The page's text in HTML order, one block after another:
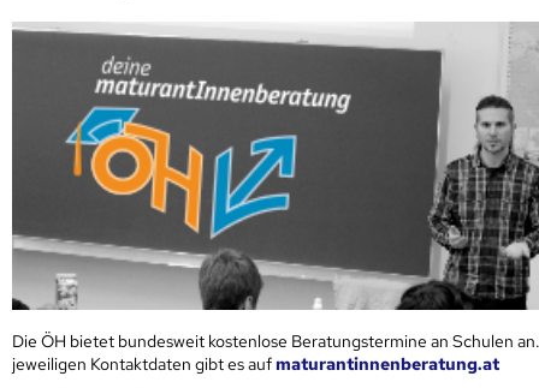
Die ÖH bietet bundesweit kostenlose Beratungstermine an Schulen
jeweiligen Kontaktdaten gibt es aufmaturantinnenberatung.at